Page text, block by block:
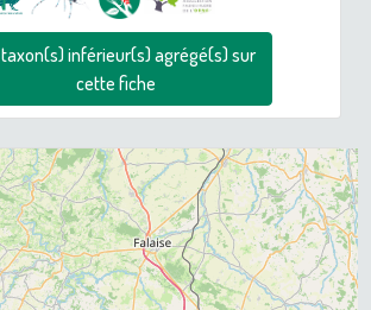
taxon(s) inférieur(s) agrégé(s) sur
cette fiche